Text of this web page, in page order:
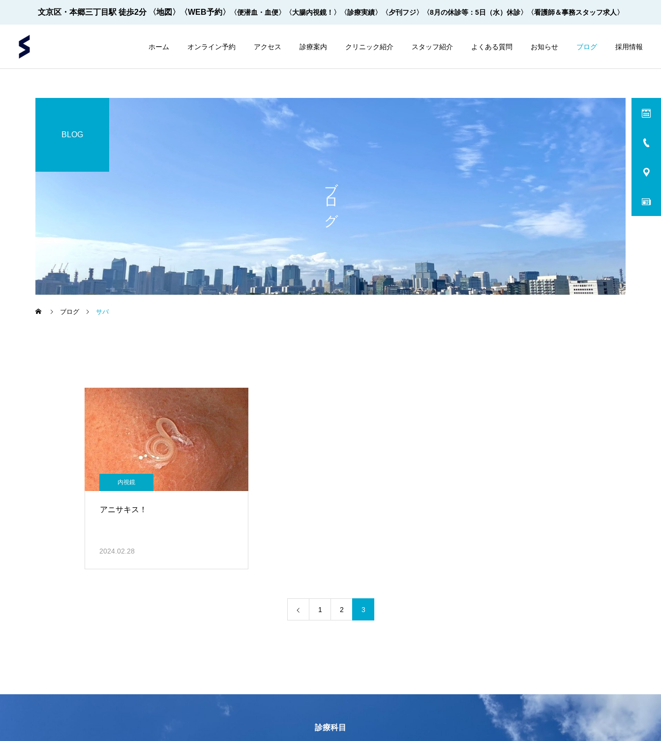
文京区・本郷三丁目駅 徒歩2分 〈地図〉 〈WEB予約〉 〈便潜血・血便〉 〈大腸内視鏡！〉 〈診療実績〉 〈夕刊フジ〉 〈8月の休診等：5日（水）休診〉 〈看護師＆事務スタッフ求人〉
ホーム オンライン予約 アクセス 診療案内 クリニック紹介 スタッフ紹介 よくある質問 お知らせ ブログ 採用情報
内視鏡の先端！
サルプレップの飲み方 ２杯
内視鏡
モビプレップの飲み方 ２杯
ブログ
BLOG
ブログ サバ
内視鏡
アニサキス！
2024.02.28
1 2 3
診療科目